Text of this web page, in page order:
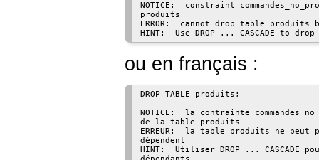
NOTICE:  constraint
produits
ERROR:  cannot drop table
ou en français :
DROP TABLE produits;
NOTICE:  la contrainte
de la table produits
ERREUR:  la table produits ne
dépendent
HINT:  Utiliser DROP ... CASCADE